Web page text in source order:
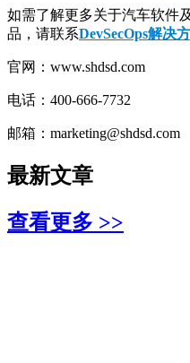
如需了解更多关于汽车软件
品，请联系DevSecOps解
官网：www.shdsd.com
电话：400-666-7732
邮箱：marketing@shdsd.com
最新文章
查看更多 >>